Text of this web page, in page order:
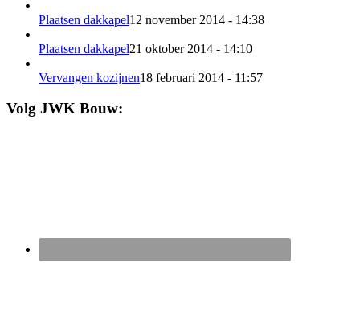
Plaatsen dakkapel12 november 2014 - 14:38
Plaatsen dakkapel21 oktober 2014 - 14:10
Vervangen kozijnen18 februari 2014 - 11:57
Volg JWK Bouw: